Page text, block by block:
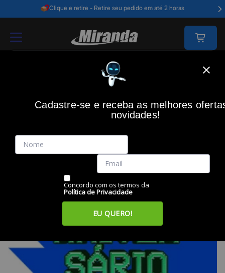
Clique e retire - Retire seu pedido em até 2 horas
CADEIRA GAMER
Cadastre-se e receba as melhores
novidades!
Concordo com os termos da
Política de Privacidade
EU QUERO!